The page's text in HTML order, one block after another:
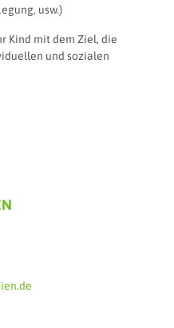
usw.)
Kind mit dem Ziel, die
und sozialen